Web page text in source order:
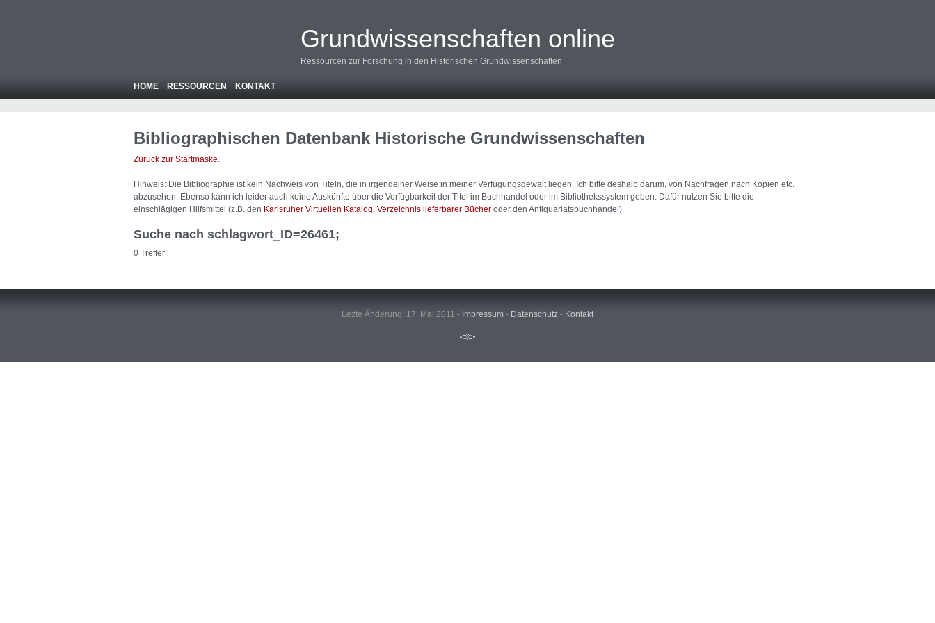
Grundwissenschaften online
Ressourcen zur Forschung in den Historischen Grundwissenschaften
HOME RESSOURCEN KONTAKT
Bibliographischen Datenbank Historische Grundwissenschaften
Zurück zur Startmaske.
Hinweis: Die Bibliographie ist kein Nachweis von Titeln, die in irgendeiner Weise in meiner Verfügungsgewalt liegen. Ich bitte deshalb darum, von Nachfragen nach Kopien etc.
abzusehen. Ebenso kann ich leider auch keine Auskünfte über die Verfügbarkeit der Titel im Buchhandel oder im Bibliothekssystem geben. Dafür nutzen Sie bitte die
einschlägigen Hilfsmittel (z.B. den Karlsruher Virtuellen Katalog Verzeichnis lieferbarer Bücher oder den Antiquariatsbuchhandel).
Suche nach schlagwort_ID=26461;
0 Treffer
Lezte Änderung: 17. Mai 2011 - Impressum - Datenschutz - Kontakt